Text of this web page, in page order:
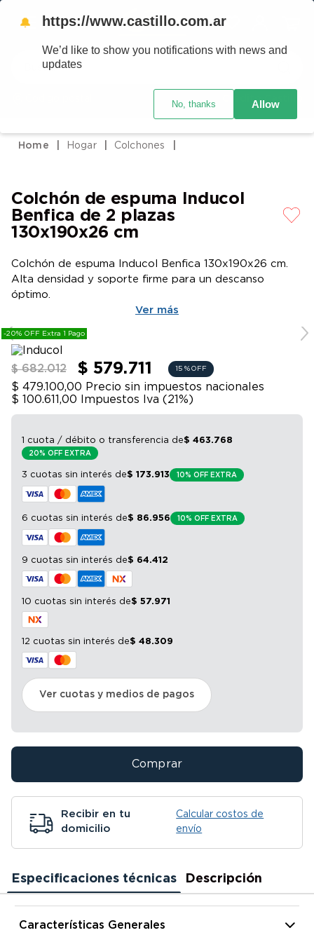
Buscar
Crédito Castillo
Hogar Colchones
Colchón de espuma Inducol
Benfica de 2 plazas
130x190x26 cm
Colchón de espuma Inducol Benfica 130x190x26 cm.
Alta densidad y soporte firme para un descanso
óptimo.
Ver más
-20% OFF Extra 1 Pago
$ 682.012 $ 579.711 15 % OFF
$ 479.100,00 Precio sin impuestos nacionales
$ 100.611,00
Impuestos Iva (21%)
1 cuota / débito o transferencia de$ 463.768
20% OFF EXTRA
3 cuotas sin interés de$ 173.913 10% OFF EXTRA
6 cuotas sin interés de$ 86.956 10% OFF EXTRA
9 cuotas sin interés de$ 64.412
10 cuotas sin interés de$ 57.971
12 cuotas sin interés de$ 48.309
Ver cuotas y medios de pagos
Comprar
Recibir en tu
domicilio
Calcular costos de
envío
Especificaciones técnicas Descripción
Características Generales
2.
heladera
4.
lavarropas
5.
colchones
7
moto
8.
aire acondicionado
10. sommier
🔔 https://www.castillo.com.ar
We’d like to show you notifications with news and
updates
No, thanks Allow